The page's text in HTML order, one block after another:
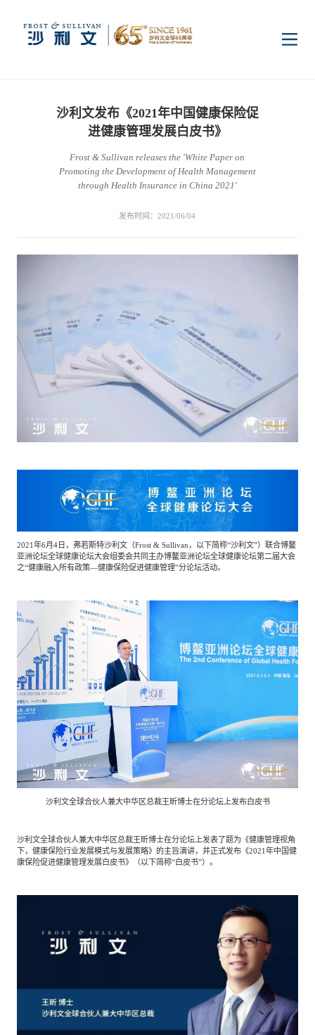
行业研究
餐饮与新零售 半导体与芯片
智能家居 汽车与出行
公共服务 食品与饮料
科技、媒体和通信 金融科技
地产与物业 矿业冶炼
物流与供应链 建筑科技与装饰装潢
特种新材料 文化娱乐
企业级服务 跨境电商贸易
基础设施建设 环保节能科技
园林绿化 商业航空
企业咨询服务
公司动态
媒体报道
媒体服务
活动
关于我们
公司介绍
中国管理团队
表现与影响
专家委员会
沙利文中国分支机构
加入我们
中
沙利文发布《2021年中国健康保险促
进健康管理发展白皮书》
Frost & Sullivan releases the 'White Paper on
Promoting the Development of Health Management
through Health Insurance in China 2021'
发布时间：2021/06/04
2021年6月4日，弗若斯特沙利文（Frost & Sullivan，以下简称“沙利文”）联合博鳌
亚洲论坛全球健康论坛大会组委会共同主办博鳌亚洲论坛全球健康论坛第二届大会
之“健康融入所有政策—健康保险促进健康管理”分论坛活动。
沙利文全球合伙人兼大中华区总裁王昕博士在分论坛上发布白皮书
沙利文全球合伙人兼大中华区总裁王昕博士在分论坛上发表了题为《健康管理视角
下，健康保险行业发展模式与发展策略》的主旨演讲，并正式发布《2021年中国健
康保险促进健康管理发展白皮书》（以下简称“白皮书”）。